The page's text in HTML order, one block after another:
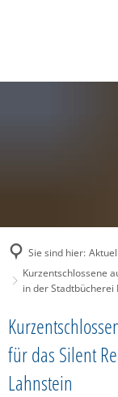
Sie sind hier:
Kurzentschlossene
in der Stadtbücherei
für das Silent
Lahnstein